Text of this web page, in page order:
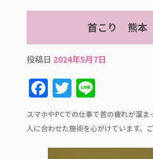
首こり 熊
投稿日 2024年5月7日
F
a
c
e
T
w
it
te
Li
n
e
スマホやPCでの仕事で首の疲れが溜
人に合わせた施術を心がけています。